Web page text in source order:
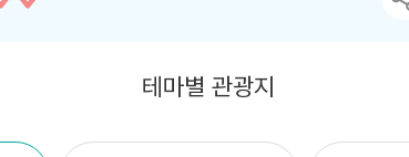
테마별 관광지